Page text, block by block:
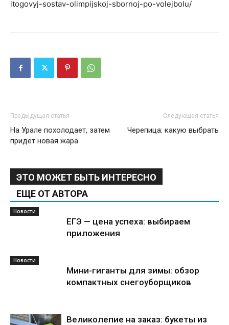
itogovyj-sostav-olimpijskoj-sbornoj-po-volejbolu/
Предыдущая статья
На Урале похолодает, затем
придёт новая жара
Следующая статья
Черепица: какую выбрать
ЭТО МОЖЕТ БЫТЬ ИНТЕРЕСНО
ЕЩЕ ОТ АВТОРА
Новости
ЕГЭ — цена успеха: выбираем
приложения
Новости
Мини-гиганты для зимы: обзор
компактных снегоуборщиков
Великолепие на заказ: букеты из